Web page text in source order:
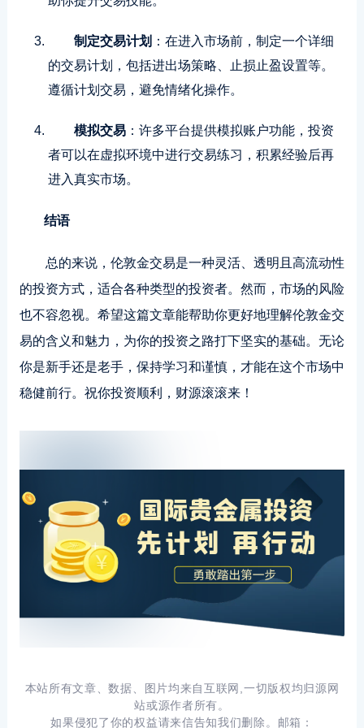
制定交易计划 ：在进入市场前，制定一个详细
的交易计划，包括进出场策略、止损止盈设置等。
遵循计划交易，避免情绪化操作。
模拟交易：许多平台提供模拟账户功能，投资
者可以在虚拟环境中进行交易练习，积累经验后再
进入真实市场。
结语
总的来说，伦敦金交易是一种灵活、透明且高流动性
的投资方式，适合各种类型的投资者。然而，市场的风险
也不容忽视。希望这篇文章能帮助你更好地理解伦敦金交
易的含义和魅力，为你的投资之路打下坚实的基础。无论
你是新手还是老手，保持学习和谨慎，才能在这个市场中
稳健前行。祝你投资顺利，财源滚滚来！
本站所有文章、数据、图片均来自互联网,一切版权均归源网
站或源作者所有。
如果侵犯了你的权益请来信告知我们删除。邮箱：